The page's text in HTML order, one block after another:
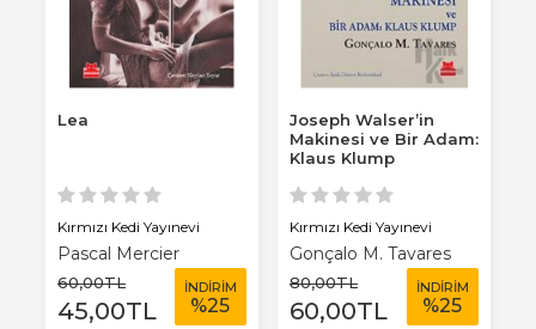
Lea
Kırmızı Kedi Yayınevi
Pascal Mercier
60,00TL
45,00TL
İNDİRİM
%25
Joseph Walser’in
Makinesi ve Bir Adam:
Klaus Klump
Kırmızı Kedi Yayınevi
Gonçalo M. Tavares
80,00TL
60,00TL
İNDİRİM
%25